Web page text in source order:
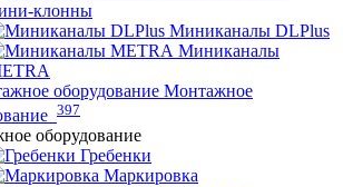
клонны
Миниканалы DLPlus
Миниканалы
Монтажное
397
оборудование
Гребенки
Маркировка